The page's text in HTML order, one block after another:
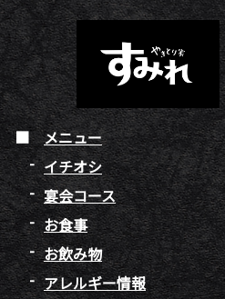
メニュー
イチオシ
宴会コース
お食事
お飲み物
アレルギー情報